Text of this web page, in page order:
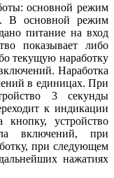
основной режим
В основной режим
питание на вход
показывает либо
текущую наработку
Наработка
в единицах. При
3 секунды
к индикации
устройство
включений, при
при следующем
нажатиях